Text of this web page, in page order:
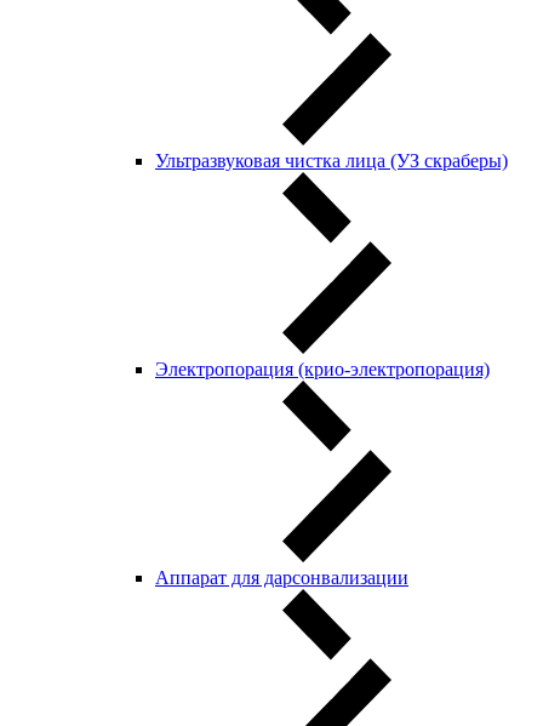
Ультразвуковая чистка лица (УЗ скраберы)
Электропорация (крио-электропорация)
Аппарат для дарсонвализации